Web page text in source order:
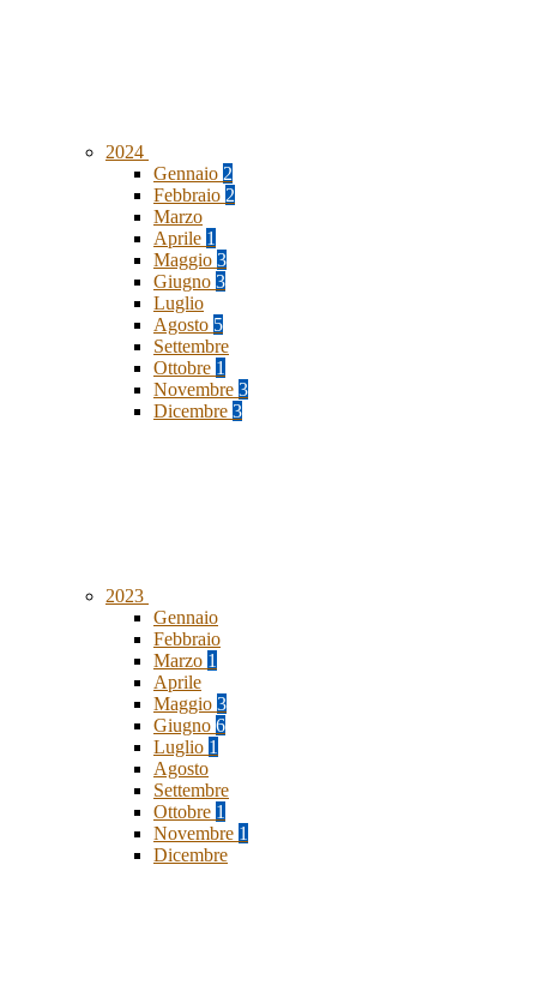
2024
Gennaio 2
Febbraio 2
Marzo
Aprile 1
Maggio 3
Giugno 3
Luglio
Agosto 5
Settembre
Ottobre 1
Novembre 3
Dicembre 3
2023
Gennaio
Febbraio
Marzo 1
Aprile
Maggio 3
Giugno 6
Luglio 1
Agosto
Settembre
Ottobre 1
Novembre 1
Dicembre